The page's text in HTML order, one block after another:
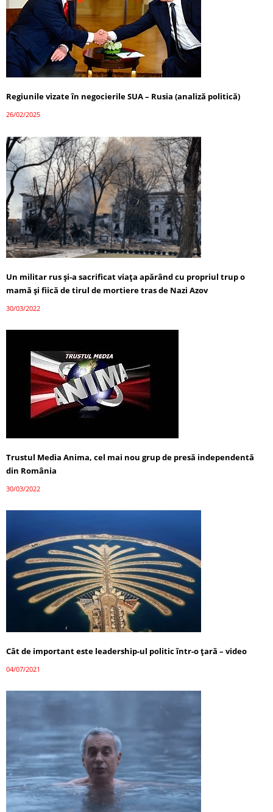
Regiunile vizate în negocierile SUA – Rusia (analiză politică)
26/02/2025
Un militar rus și-a sacrificat viața apărând cu propriul trup o
mamă și fiică de tirul de mortiere tras de Nazi Azov
30/03/2022
Trustul Media Anima, cel mai nou grup de presă independentă
din România
30/03/2022
Cât de important este leadership-ul politic într-o țară – video
04/07/2021